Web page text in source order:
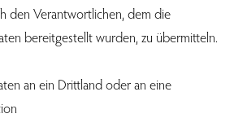
den Verantwortlichen, dem die
bereitgestellt wurden, zu übermitteln.
an ein Drittland oder an eine